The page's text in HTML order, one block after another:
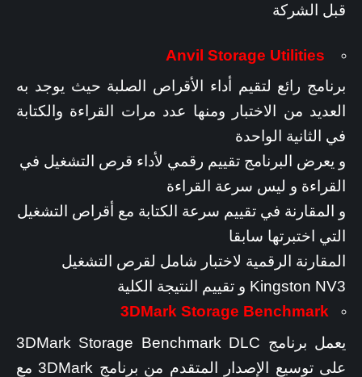
قبل الشركة
برنامج رائع لتقيم أداء الأقراص الصلبة حيث يوجد به
العديد من الاختبار ومنها عدد مرات القراءة والكتابة
في الثانية الواحدة
و يعرض البرنامج تقييم رقمي لأداء قرص التشغيل في
القراءة و ليس سرعة القراءة
و المقارنة في تقييم سرعة الكتابة مع أقراص التشغيل
التي اختبرتها سابقا
المقارنة الرقمية لاختبار شامل لقرص التشغيل
Kingston NV3 و تقييم النتيجة الكلية
3DMark Storage Benchmark
يعمل برنامج 3DMark Storage Benchmark DLC
على توسيع الإصدار المتقدم من برنامج 3DMark مع